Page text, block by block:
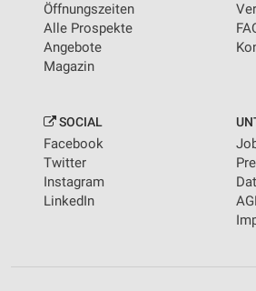
Öffnungszeiten
Alle Prospekte
Angebote
Magazin
SOCIAL
Facebook
Twitter
Instagram
LinkedIn